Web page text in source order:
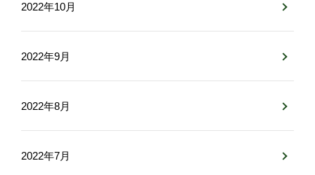
2022年10月
2022年9月
2022年8月
2022年7月